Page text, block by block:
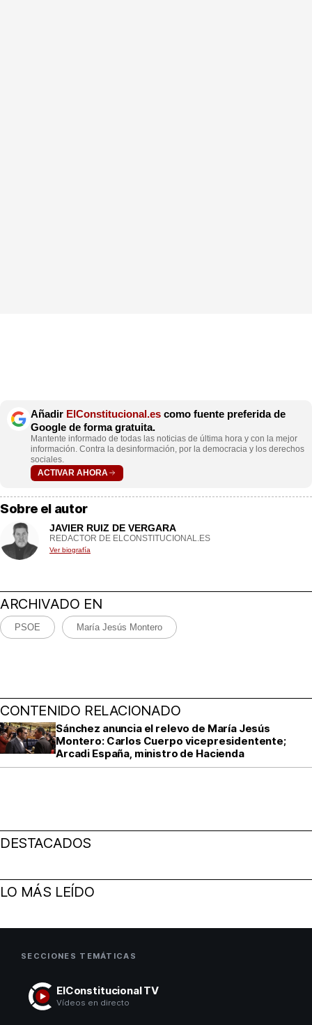
Añadir ElConstitucional.es como fuente preferida de
Google de forma gratuita.
Mantente informado de todas las noticias de última hora y con la mejor
información. Contra la desinformación, por la democracia y los derechos
sociales.
ACTIVAR AHORA
Sobre el autor
JAVIER RUIZ DE VERGARA
REDACTOR DE ELCONSTITUCIONAL.ES
Ver biografía
ARCHIVADO EN
PSOE María Jesús Montero
CONTENIDO RELACIONADO
Sánchez anuncia el relevo de María Jesús
Montero: Carlos Cuerpo vicepresidentente;
Arcadi España, ministro de Hacienda
DESTACADOS
LO MÁS LEÍDO
SECCIONES TEMÁTICAS
ElConstitucional TV
Vídeos en directo